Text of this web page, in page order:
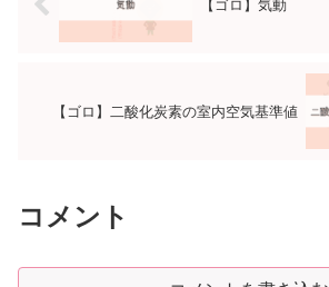
【ゴロ】気動
【ゴロ】二酸化炭素の室内空気基準値
コメント